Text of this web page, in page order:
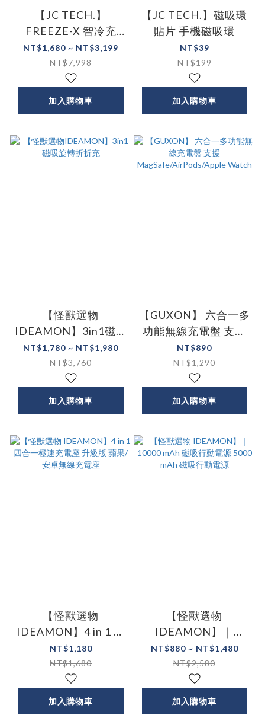
【JC TECH.】
FREEZE-X 智冷充
Qi2.2 25w磁吸無線充
電器 製冷無線充電器
NT$1,680 ~ NT$3,199
NT$7,998
加入購物車
【JC TECH.】磁吸環
貼片 手機磁吸環
NT$39
NT$199
加入購物車
【怪獸選物
IDEAMON】3in1磁吸
旋轉折折充
NT$1,780 ~ NT$1,980
NT$3,760
加入購物車
【GUXON】 六合一多
功能無線充電盤 支援
MagSafe/AirPods/Apple
Watch
NT$890
NT$1,290
加入購物車
【怪獸選物
IDEAMON】4 in 1 四
合一極速充電座 升級
版 蘋果/安卓無線充電
座
NT$1,180
NT$1,680
加入購物車
【怪獸選物
IDEAMON】｜
10000 mAh 磁吸行動
電源 5000 mAh 磁吸行
動電源
NT$880 ~ NT$1,480
NT$2,580
加入購物車